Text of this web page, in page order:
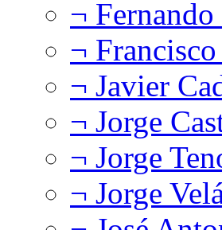
¬
¬
¬ Javier
¬ Jorge
¬ Jorge
¬ Jorge